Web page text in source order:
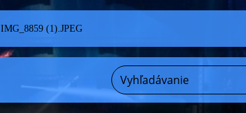
IMG_8859 (1).JPEG